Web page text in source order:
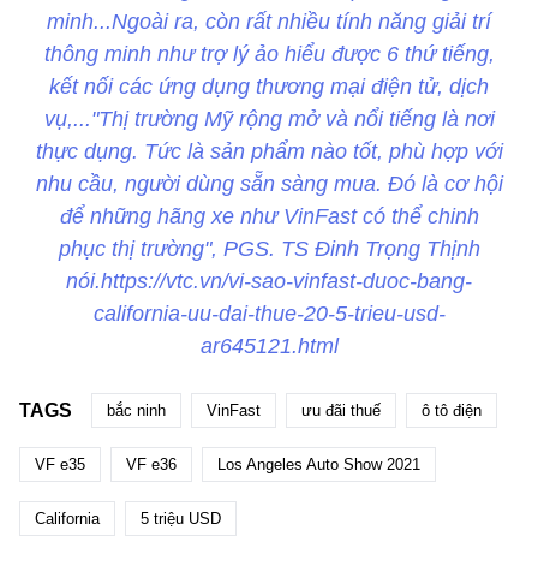
minh...Ngoài ra, còn rất nhiều tính năng giải trí
thông minh như trợ lý ảo hiểu được 6 thứ tiếng,
kết nối các ứng dụng thương mại điện tử, dịch
vụ,..."Thị trường Mỹ rộng mở và nổi tiếng là nơi
thực dụng. Tức là sản phẩm nào tốt, phù hợp với
nhu cầu, người dùng sẵn sàng mua. Đó là cơ hội
để những hãng xe như VinFast có thể chinh
phục thị trường", PGS. TS Đinh Trọng Thịnh
nói.https://vtc.vn/vi-sao-vinfast-duoc-bang-
california-uu-dai-thue-20-5-trieu-usd-
ar645121.html
TAGS bắc ninh VinFast ưu đãi thuế ô tô điện
VF e35 VF e36 Los Angeles Auto Show 2021
California 5 triệu USD